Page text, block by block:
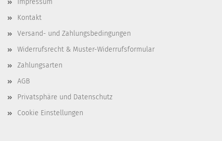
Impressum
Kontakt
Versand- und Zahlungsbedingungen
Widerrufsrecht & Muster-Widerrufsformular
Zahlungsarten
AGB
Privatsphäre und Datenschutz
Cookie Einstellungen